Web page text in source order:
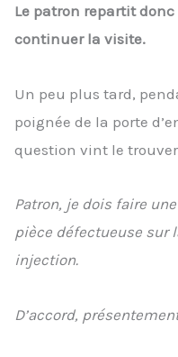
Le patron repartit
continuer la visite.
Un peu plus tard,
poignée de la porte
question vint le
Patron, je dois faire
pièce défectueuse sur
injection.
D’accord,